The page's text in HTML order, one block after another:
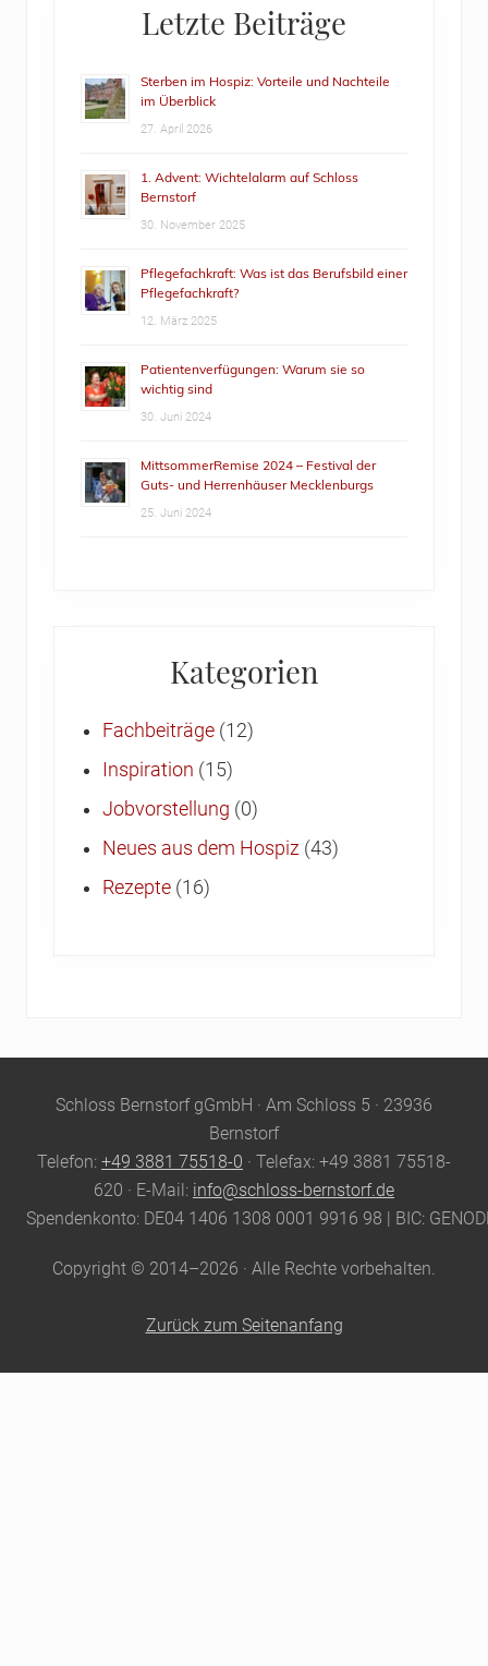
SidebarLetzte Beiträge
Sterben im Hospiz: Vorteile und Nachteile
im Überblick
27. April 2026
1. Advent: Wichtelalarm auf Schloss
Bernstorf
30. November 2025
Pflegefachkraft: Was ist das Berufsbild einer
Pflegefachkraft?
12. März 2025
Patientenverfügungen: Warum sie so
wichtig sind
30. Juni 2024
MittsommerRemise 2024 – Festival der
Guts- und Herrenhäuser Mecklenburgs
25. Juni 2024
Kategorien
Fachbeiträge (12)
Inspiration (15)
Jobvorstellung (0)
Neues aus dem Hospiz (43)
Rezepte (16)
SiteSchloss Bernstorf gGmbH · Am Schloss 5 · 23936
Bernstorf
Telefon: +49 3881 75518-0 · Telefax: +49 3881 75518-
620 · E-Mail: info@schloss-bernstorf.de
Spendenkonto: DE04 1406 1308 0001 9916 98 | BIC:
Copyright © 2014–2026 · Alle Rechte vorbehalten.
Zurück zum Seitenanfang